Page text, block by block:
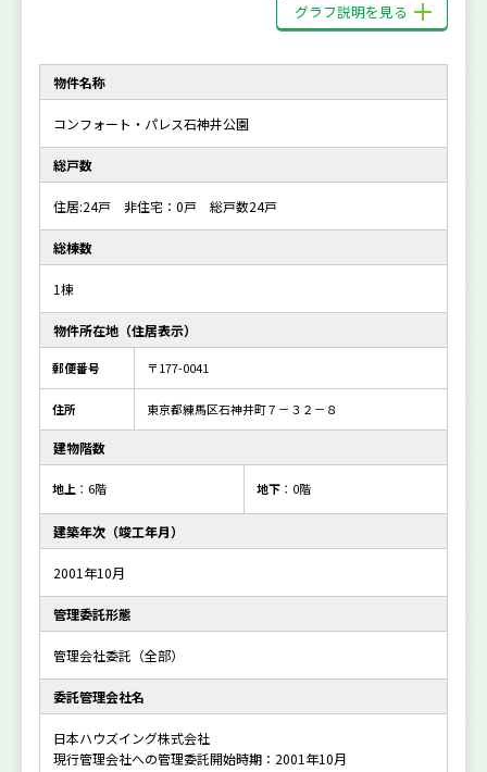
グラフ説明を見る
物件名称
コンフォート・パレス石神井公園
総戸数
住居:24戸 非住宅：0戸 総戸数24戸
総棟数
1棟
物件所在地（住居表示）
郵便番号 〒177-0041
住所 東京都練馬区石神井町７－３２－８
建物階数
地上 ：6階 地下：0階
建築年次（竣工年月）
2001年10月
管理委託形態
管理会社委託（全部）
委託管理会社名
日本ハウズイング株式会社
現行管理会社への管理委託開始時期：2001年10月